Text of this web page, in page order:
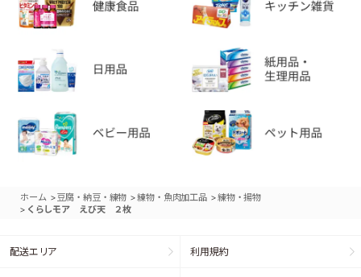
ホーム >豆腐・納豆・練物 >練物・魚肉加工品 >練物・揚物
> くらしモア えび天 ２枚
配送エリア 利用規約